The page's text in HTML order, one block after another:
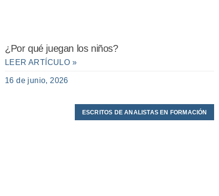
¿Por qué juegan los niños?
LEER ARTÍCULO »
16 de junio, 2026
ESCRITOS DE ANALISTAS EN FORMACIÓN